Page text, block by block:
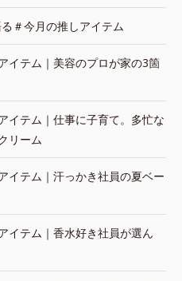
＃今月の推しアイテム
イテム｜美容のプロが家の3箇
イテム｜仕事に子育て。多忙な
リーム
イテム｜汗っかき社員の夏ベー
イテム｜香水好き社員が選ん